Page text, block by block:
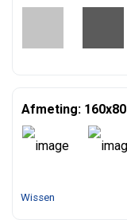
Afmeting:
Wissen